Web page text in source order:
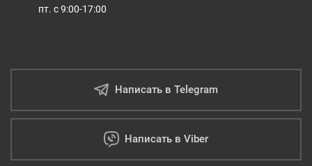
пт. с 9:00-17:00
Написать в Telegram
Написать в Viber